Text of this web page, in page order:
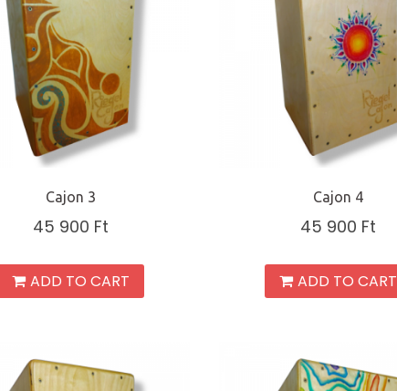
Cajon 3
45 900 Ft
ADD TO CART
Cajon 4
45 900 Ft
ADD TO CART